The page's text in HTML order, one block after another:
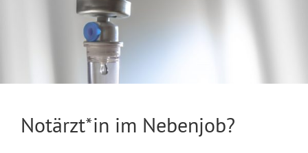
Notärzt*in im Nebenjob?